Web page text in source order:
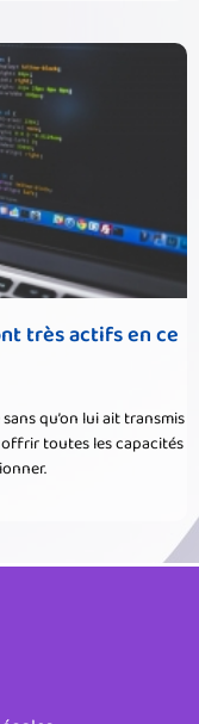
très actifs en ce
qu’on lui ait transmis
offrir toutes les capacités